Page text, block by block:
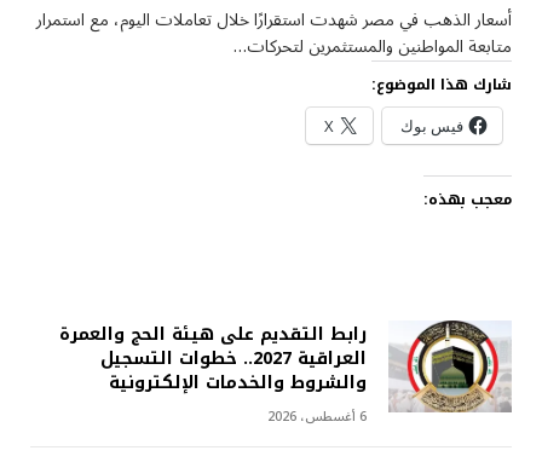
أسعار الذهب في مصر شهدت استقرارًا خلال تعاملات اليوم، مع استمرار
متابعة المواطنين والمستثمرين لتحركات…
شارك هذا الموضوع:
فيس بوك X
معجب بهذه:
رابط التقديم على هيئة الحج والعمرة
العراقية 2027.. خطوات التسجيل
والشروط والخدمات الإلكترونية
6 أغسطس، 2026